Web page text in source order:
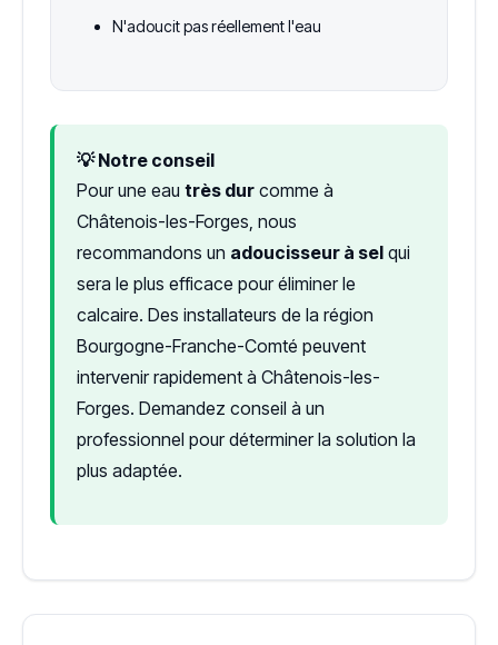
N'adoucit pas réellement l'eau
💡 Notre conseil
Pour une eau très dur comme à
Châtenois-les-Forges, nous
recommandons un adoucisseur à sel qui
sera le plus efficace pour éliminer le
calcaire. Des installateurs de la région
Bourgogne-Franche-Comté peuvent
intervenir rapidement à Châtenois-les-
Forges. Demandez conseil à un
professionnel pour déterminer la solution la
plus adaptée.